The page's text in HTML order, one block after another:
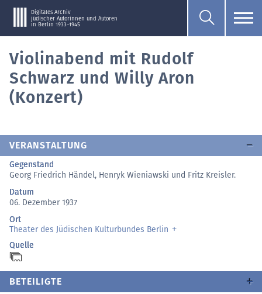
Digitales Archiv
jüdischer Autorinnen und Autoren
in Berlin 1933–1945
Violinabend mit Rudolf
Schwarz und Willy Aron
(Konzert)
VERANSTALTUNG
Gegenstand
Georg Friedrich Händel, Henryk Wieniawski und Fritz Kreisler.
Datum
06. Dezember 1937
Ort
Theater des Jüdischen Kulturbundes Berlin
Quelle
BETEILIGTE